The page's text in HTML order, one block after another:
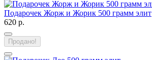
Подарочек Жорж и Жорик 500 грамм элит
620 р.
Продано!